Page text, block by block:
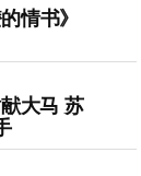
情书》
大马 苏